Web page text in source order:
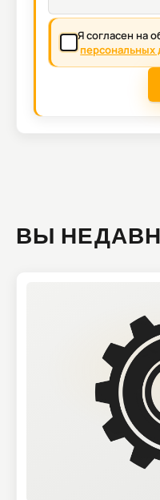
Я согласен на
персональных
ВЫ